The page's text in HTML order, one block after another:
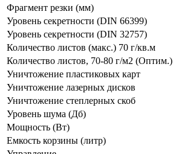
Фрагмент резки (мм)
Уровень секретности (DIN 66399)
Уровень секретности (DIN 32757)
Количество листов (макс.) 70 г/кв.м
Количество листов, 70-80 г/м2 (Оптим.)
Уничтожение пластиковых карт
Уничтожение лазерных дисков
Уничтожение степлерных скоб
Уровень шума (Дб)
Мощность (Вт)
Емкость корзины (литр)